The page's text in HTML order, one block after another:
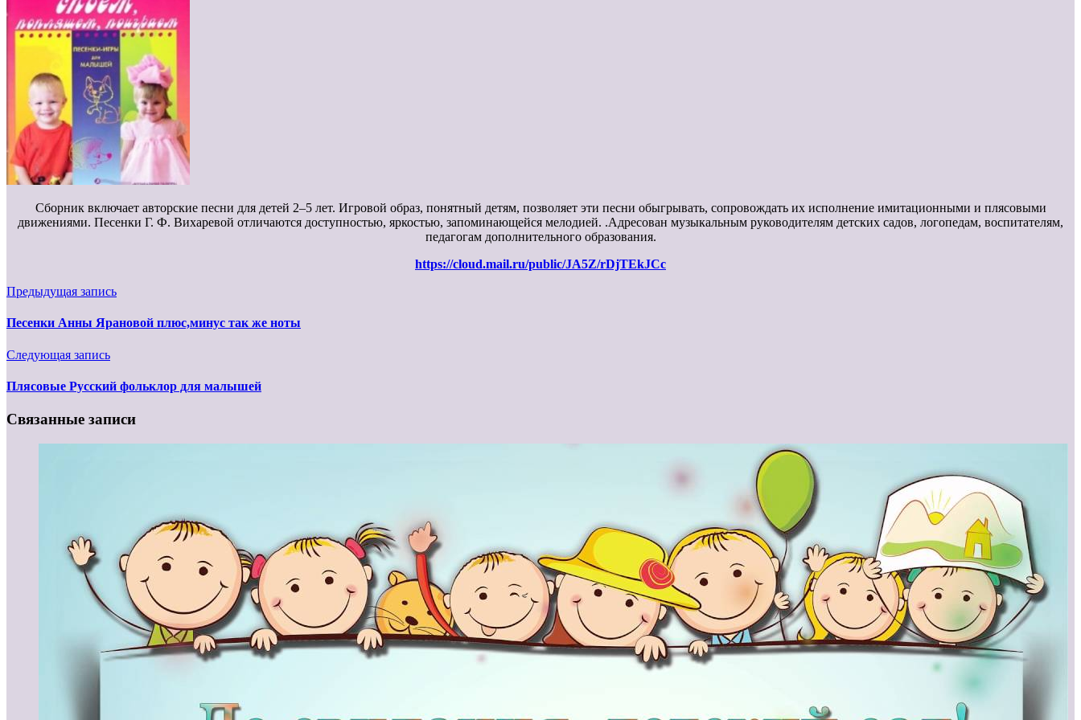
Сборник включает авторские песни для детей 2–5 лет. Игровой образ, понятный детям, позволяет эти песни обыгрывать, сопровождать их исполнение имитационными и плясовыми
движениями. Песенки Г. Ф. Вихаревой отличаются доступностью, яркостью, запоминающейся мелодией. .Адресован музыкальным руководителям детских садов, логопедам, воспитателям,
педагогам дополнительного образования.
https://cloud.mail.ru/public/JA5Z/rDjTEkJCc
Предыдущая запись
Песенки Анны Ярановой плюс,минус так же ноты
Следующая запись
Плясовые Русский фольклор для малышей
Связанные записи